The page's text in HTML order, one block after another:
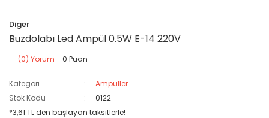
Diger
Buzdolabı Led Ampül 0.5W E-14 220V
(0) Yorum - 0 Puan
Kategori
Ampuller
Stok Kodu
0122
*3,61 TL den başlayan taksitlerle!